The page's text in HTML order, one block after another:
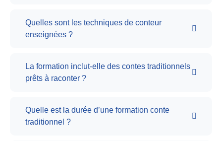
Quelles sont les techniques de conteur
enseignées ?
La formation inclut-elle des contes traditionnels
prêts à raconter ?
Quelle est la durée d’une formation conte
traditionnel ?